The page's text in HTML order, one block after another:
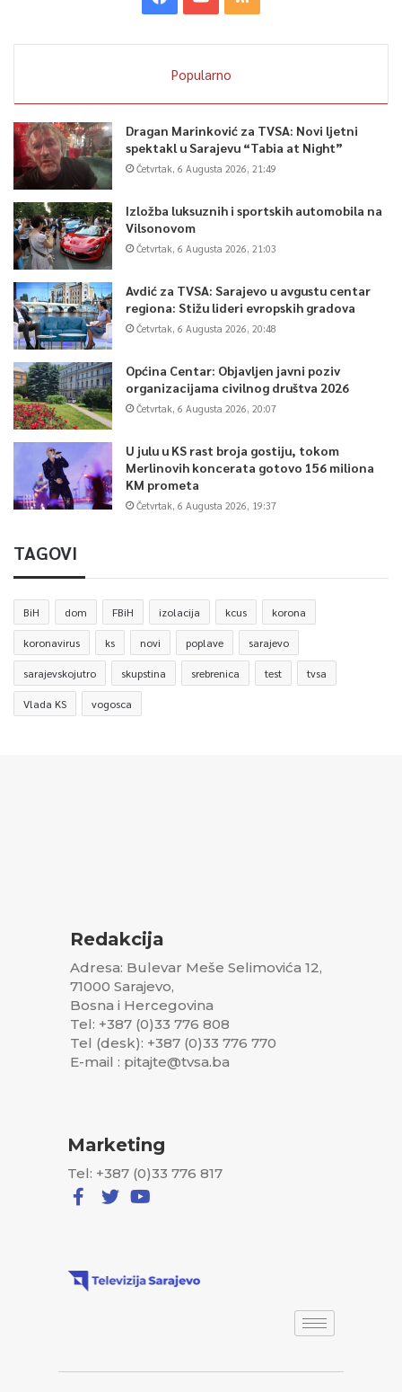
Popularno
Dragan Marinković za TVSA: Novi ljetni
spektakl u Sarajevu “Tabia at Night”
Četvrtak, 6 Augusta 2026, 21:49
Izložba luksuznih i sportskih automobila na
Vilsonovom
Četvrtak, 6 Augusta 2026, 21:03
Avdić za TVSA: Sarajevo u avgustu centar
regiona: Stižu lideri evropskih gradova
Četvrtak, 6 Augusta 2026, 20:48
Općina Centar: Objavljen javni poziv
organizacijama civilnog društva 2026
Četvrtak, 6 Augusta 2026, 20:07
U julu u KS rast broja gostiju, tokom
Merlinovih koncerata gotovo 156 miliona
KM prometa
Četvrtak, 6 Augusta 2026, 19:37
TAGOVI
BiH dom FBiH izolacija kcus korona
koronavirus ks novi poplave sarajevo
sarajevskojutro skupstina srebrenica test tvsa
Vlada KS vogosca
Redakcija
Adresa: Bulevar Meše Selimovića 12,
71000 Sarajevo,
Bosna i Hercegovina
Tel: +387 (0)33 776 808
Tel (desk): +387 (0)33 776 770
E-mail : pitajte@tvsa.ba
Marketing
Tel: +387 (0)33 776 817